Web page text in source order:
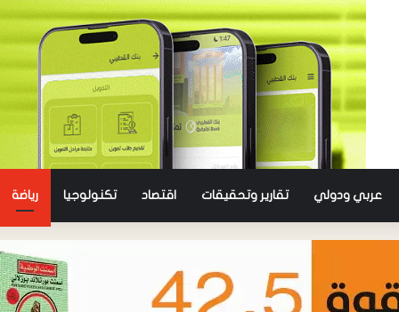
عربي ودولي تقارير وتحقيقات اقتصاد تكنولوجيا رياضة